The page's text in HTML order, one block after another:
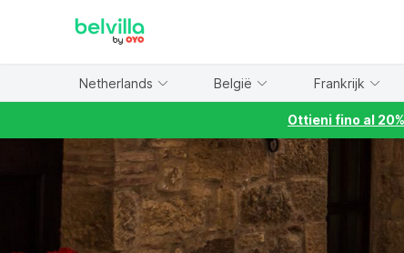
Netherlands België Frankrijk
Ottieni fino al